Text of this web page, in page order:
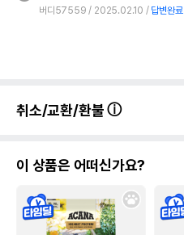
버디57559 2025.02.10 답변완료
취소/교환/환불
이 상품은 어떠신가요?